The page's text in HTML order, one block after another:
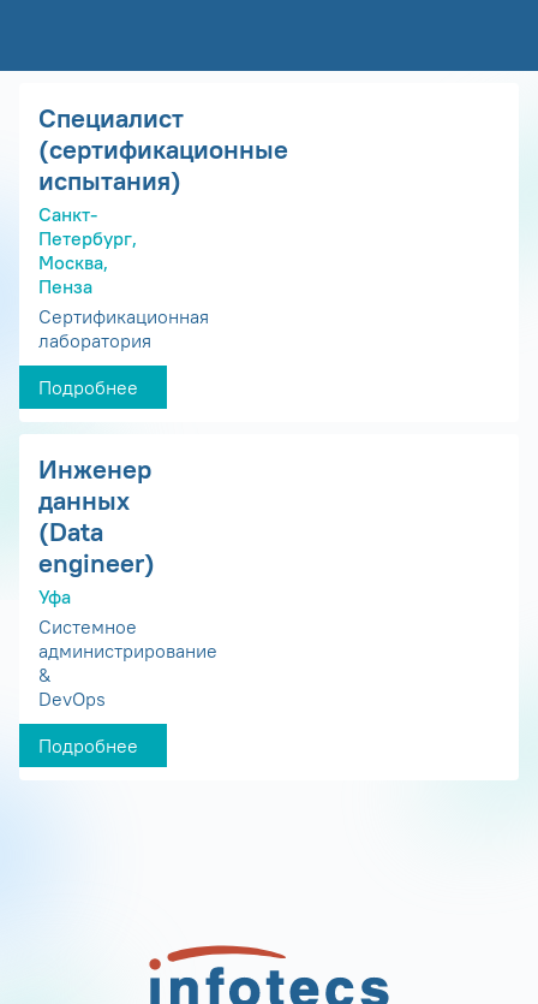
Специалист
(сертификационные
испытания)
Санкт-
Петербург,
Москва,
Пенза
Сертификационная
лаборатория
Подробнее
Инженер
данных
(Data
engineer)
Уфа
Системное
администрирование
&
DevOps
Подробнее